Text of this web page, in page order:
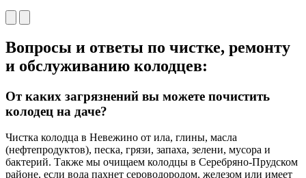
Вопросы и ответы по чистке, ремонту
и обслуживанию колодцев:
От каких загрязнений вы можете почистить
колодец на даче?
Чистка колодца в Невежино от ила, глины, масла
(нефтепродуктов), песка, грязи, запаха, зелени, мусора и
бактерий. Также мы очищаем колодцы в Серебряно-Прудском
районе, если вода пахнет сероводородом, железом или имеет